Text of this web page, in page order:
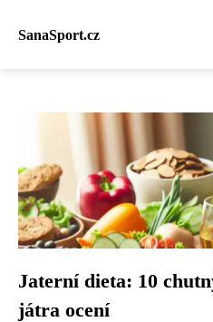
SanaSport.cz
Jaterní dieta: 10
játra ocení